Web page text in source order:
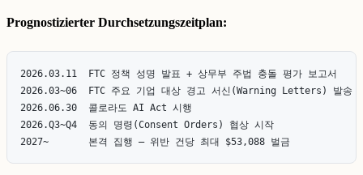
Prognostizierter Durchsetzungszeitplan:
2026.03.11  FTC 정책 성명 발표 + 상무부 주법 충돌 평가 보고서
2026.03~06  FTC 주요 기업 대상 경고 서신(Warning Letters) 발송
2026.06.30  콜로라도 AI Act 시행
2026.Q3~Q4  동의 명령(Consent Orders) 협상 시작